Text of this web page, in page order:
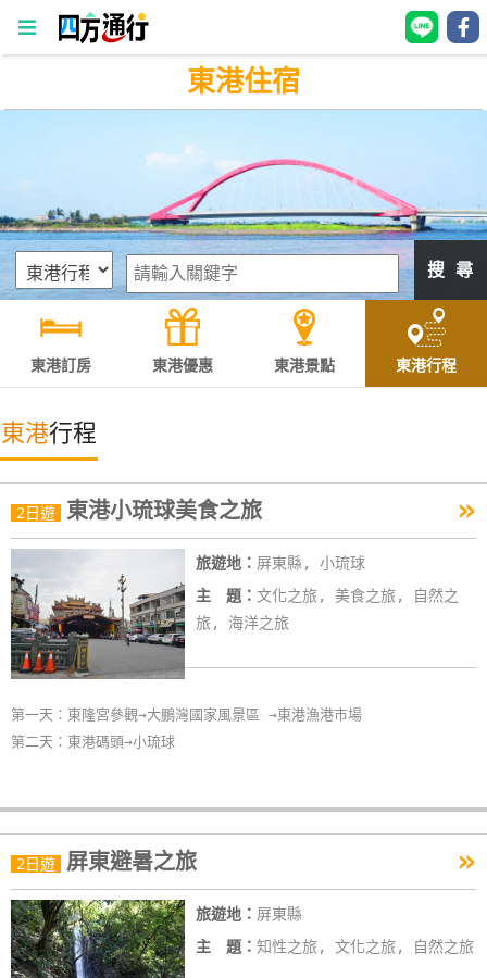
四
房
灣
訂
房
直接跟飯店訂房HOT
特
色
民
宿
全
租
車
帶
你
玩
東港住宿
搜 尋
東港訂房 東港優惠 東港景點 東港行程
東港行程
2日遊 東港小琉球美食之旅 »
旅遊地： 屏東縣, 小琉球
主 題： 文化之旅, 美食之旅, 自然之
旅, 海洋之旅
第一天：東隆宮參觀→大鵬灣國家風景區 →東港漁港市場
第二天：東港碼頭→小琉球
2日遊 屏東避暑之旅 »
旅遊地： 屏東縣
主 題： 知性之旅, 文化之旅, 自然之旅